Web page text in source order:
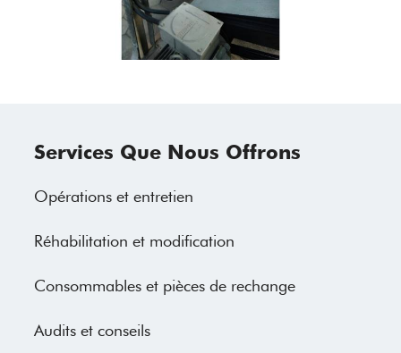
Services Que Nous Offrons
Opérations et entretien
Réhabilitation et modification
Consommables et pièces de rechange
Audits et conseils